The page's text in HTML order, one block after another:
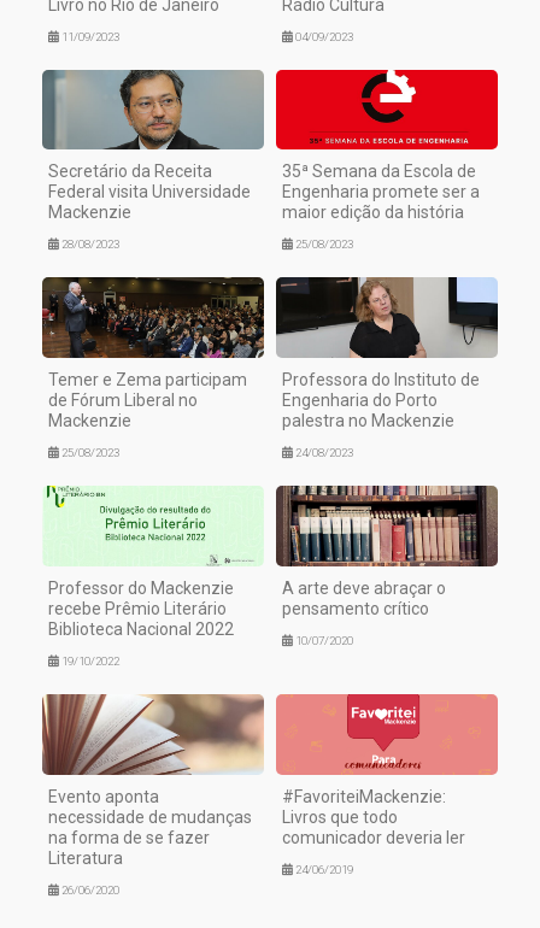
Livro no Rio de Janeiro
11/09/2023
Rádio Cultura
04/09/2023
Secretário da Receita
Federal visita Universidade
Mackenzie
28/08/2023
35ª Semana da Escola de
Engenharia promete ser a
maior edição da história
25/08/2023
Temer e Zema participam
de Fórum Liberal no
Mackenzie
25/08/2023
Professora do Instituto de
Engenharia do Porto
palestra no Mackenzie
24/08/2023
Professor do Mackenzie
recebe Prêmio Literário
Biblioteca Nacional 2022
19/10/2022
A arte deve abraçar o
pensamento crítico
10/07/2020
Evento aponta
necessidade de mudanças
na forma de se fazer
Literatura
26/06/2020
#FavoriteiMackenzie:
Livros que todo
comunicador deveria ler
24/06/2019